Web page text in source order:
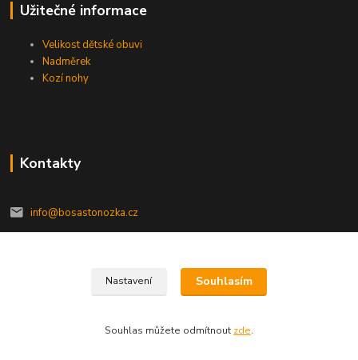
Užitečné informace
Velikost dětské obuvi
Nadměrek
Kozí nohy
Kontakty
info@bosastonozka.cz
2020© bosastonozka.cz, všechna práva vyhrazena
Nastavení Souhlasím
Souhlas můžete odmítnout zde.